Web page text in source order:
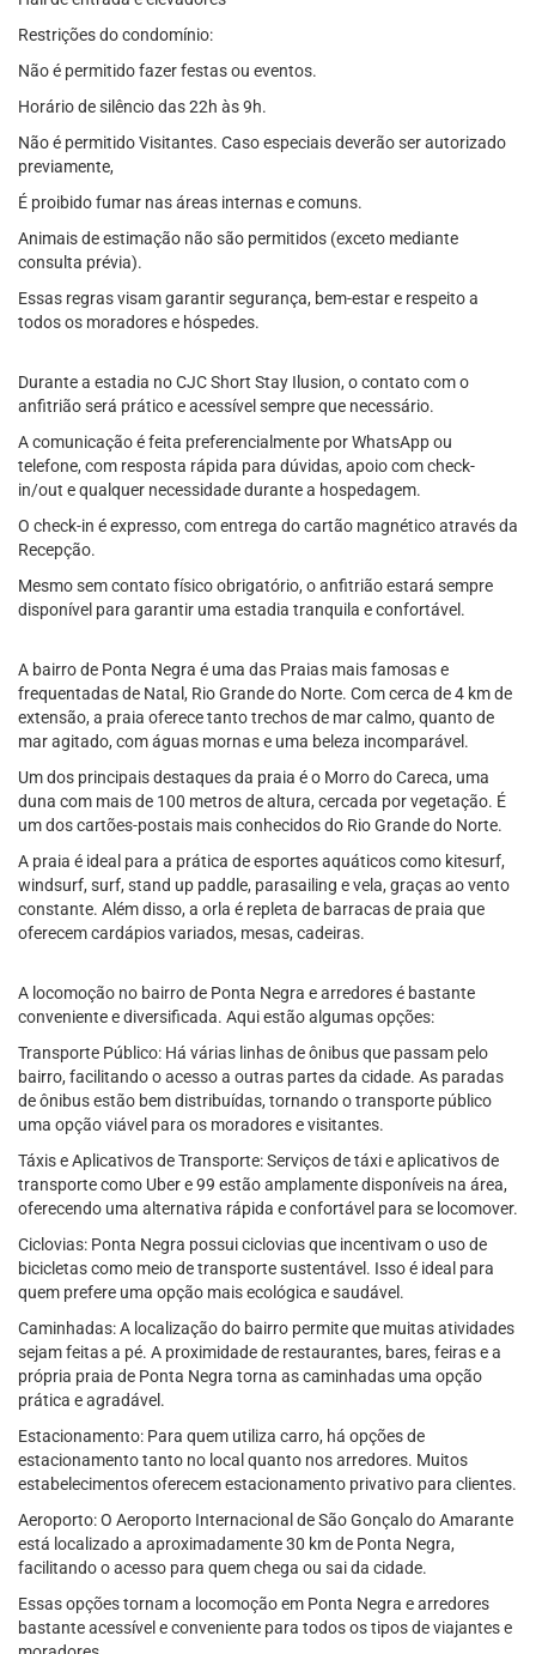
Restrições do condomínio:
Não é permitido fazer festas ou eventos.
Horário de silêncio das 22h às 9h.
Não é permitido Visitantes. Caso especiais deverão ser autorizado
previamente,
É proibido fumar nas áreas internas e comuns.
Animais de estimação não são permitidos (exceto mediante
consulta prévia).
Essas regras visam garantir segurança, bem-estar e respeito a
todos os moradores e hóspedes.
Durante a estadia no CJC Short Stay Ilusion, o contato com o
anfitrião será prático e acessível sempre que necessário.
A comunicação é feita preferencialmente por WhatsApp ou
telefone, com resposta rápida para dúvidas, apoio com check-
in/out e qualquer necessidade durante a hospedagem.
O check-in é expresso, com entrega do cartão magnético através da
Recepção.
Mesmo sem contato físico obrigatório, o anfitrião estará sempre
disponível para garantir uma estadia tranquila e confortável.
A bairro de Ponta Negra é uma das Praias mais famosas e
frequentadas de Natal, Rio Grande do Norte. Com cerca de 4 km de
extensão, a praia oferece tanto trechos de mar calmo, quanto de
mar agitado, com águas mornas e uma beleza incomparável.
Um dos principais destaques da praia é o Morro do Careca, uma
duna com mais de 100 metros de altura, cercada por vegetação. É
um dos cartões-postais mais conhecidos do Rio Grande do Norte.
A praia é ideal para a prática de esportes aquáticos como kitesurf,
windsurf, surf, stand up paddle, parasailing e vela, graças ao vento
constante. Além disso, a orla é repleta de barracas de praia que
oferecem cardápios variados, mesas, cadeiras.
A locomoção no bairro de Ponta Negra e arredores é bastante
conveniente e diversificada. Aqui estão algumas opções:
Transporte Público: Há várias linhas de ônibus que passam pelo
bairro, facilitando o acesso a outras partes da cidade. As paradas
de ônibus estão bem distribuídas, tornando o transporte público
uma opção viável para os moradores e visitantes.
Táxis e Aplicativos de Transporte: Serviços de táxi e aplicativos de
transporte como Uber e 99 estão amplamente disponíveis na área,
oferecendo uma alternativa rápida e confortável para se locomover.
Ciclovias: Ponta Negra possui ciclovias que incentivam o uso de
bicicletas como meio de transporte sustentável. Isso é ideal para
quem prefere uma opção mais ecológica e saudável.
Caminhadas: A localização do bairro permite que muitas atividades
sejam feitas a pé. A proximidade de restaurantes, bares, feiras e a
própria praia de Ponta Negra torna as caminhadas uma opção
prática e agradável.
Estacionamento: Para quem utiliza carro, há opções de
estacionamento tanto no local quanto nos arredores. Muitos
estabelecimentos oferecem estacionamento privativo para clientes.
Aeroporto: O Aeroporto Internacional de São Gonçalo do Amarante
está localizado a aproximadamente 30 km de Ponta Negra,
facilitando o acesso para quem chega ou sai da cidade.
Essas opções tornam a locomoção em Ponta Negra e arredores
bastante acessível e conveniente para todos os tipos de viajantes e